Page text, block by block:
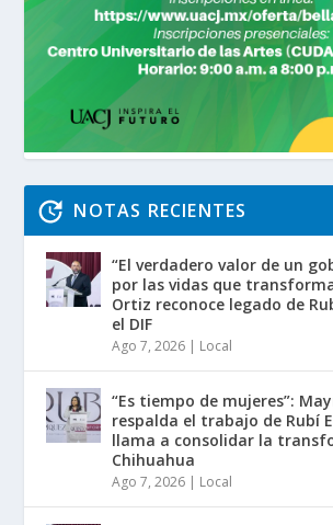
NOTAS RECIENTES
“El verdadero valor de un
por las vidas que
Ortiz reconoce legado de
el DIF
Ago 7, 2026 | Local
“Es tiempo de mujeres”:
respalda el trabajo de Rubí
llama a consolidar la
Chihuahua
Ago 7, 2026 | Local